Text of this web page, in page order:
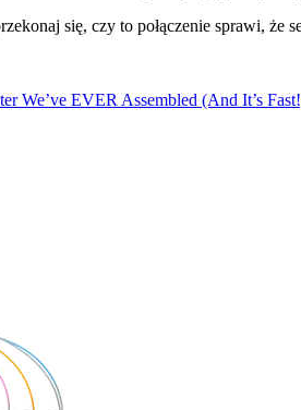
się, czy to połączenie sprawi, że
We’ve EVER Assembled (And It’s